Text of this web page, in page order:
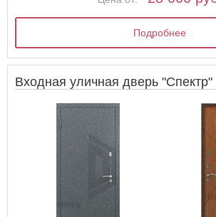
Подробнее
Входная уличная дверь